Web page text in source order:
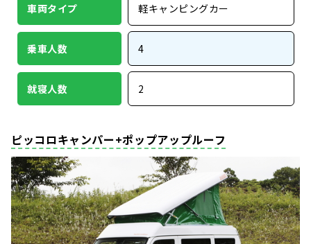
車両タイプ 軽キャンピングカー
乗車人数 4
就寝人数 2
ピッコロキャンパー+ポップアップルーフ